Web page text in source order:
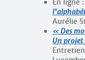
En ligne :
Aurélie
« Des
Un